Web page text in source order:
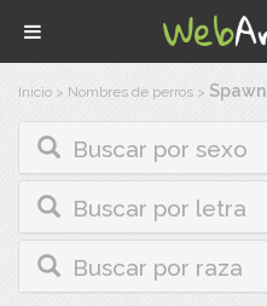
Inicio > Nombres de perros > Spawn
Buscar por sexo
Buscar por letra
Buscar por raza